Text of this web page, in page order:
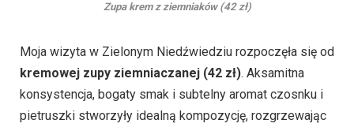
Zupa krem z ziemniaków (42 zł)
Moja wizyta w Zielonym Niedźwiedziu rozpoczęła się od
kremowej zupy ziemniaczanej (42 zł). Aksamitna
konsystencja, bogaty smak i subtelny aromat czosnku i
pietruszki stworzyły idealną kompozycję, rozgrzewając